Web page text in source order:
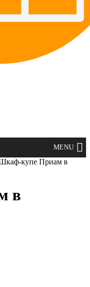
купе Приам в
в